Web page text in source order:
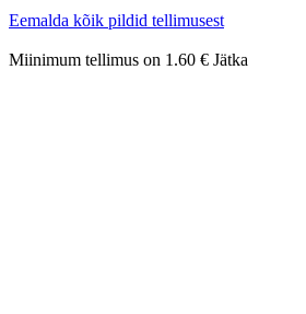
Eemalda kõik pildid tellimusest
Miinimum tellimus on 1.60 € Jätka